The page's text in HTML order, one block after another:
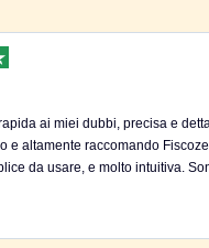
ai miei dubbi, precisa e
e altamente raccomando
da usare, e molto intuitiva.